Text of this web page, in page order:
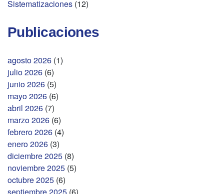
Sistematizaciones (12)
Publicaciones
agosto 2026 (1)
julio 2026 (6)
junio 2026 (5)
mayo 2026 (6)
abril 2026 (7)
marzo 2026 (6)
febrero 2026 (4)
enero 2026 (3)
diciembre 2025 (8)
noviembre 2025 (5)
octubre 2025 (6)